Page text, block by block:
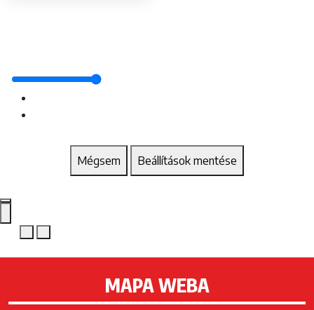
Mégsem Beállítások mentése
MAPA WEBA